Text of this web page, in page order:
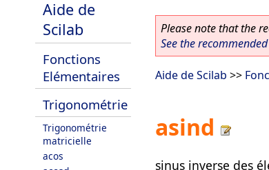
Aide de
Scilab
Fonctions
Elémentaires
Trigonométrie
Trigonométrie
matricielle
acos
Please note that the
See the
Aide de Scilab >>
asind
sinus inverse des